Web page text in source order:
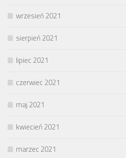
wrzesień 2021
sierpień 2021
lipiec 2021
czerwiec 2021
maj 2021
kwiecień 2021
marzec 2021